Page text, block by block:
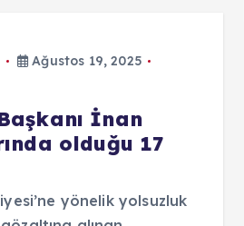
Ağustos 19, 2025
İnan
olduğu 17
yönelik yolsuzluk